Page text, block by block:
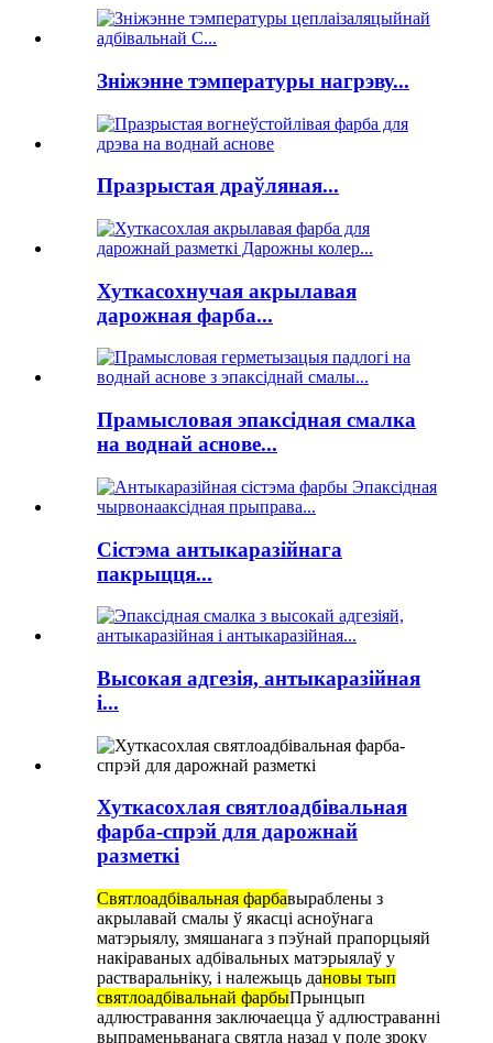
Зніжэнне тэмпературы нагрэву...
Празрыстая драўляная...
Хуткасохнучая акрылавая
дарожная фарба...
Прамысловая эпаксідная смалка
на воднай аснове...
Сістэма антыкаразійнага
пакрыцця...
Высокая адгезія, антыкаразійная
і...
Хуткасохлая святлоадбівальная
фарба-спрэй для дарожнай
разметкі
Святлоадбівальная фарбавыраблены з
акрылавай смалы ў якасці асноўнага
матэрыялу, змяшанага з пэўнай прапорцыяй
накіраваных адбівальных матэрыялаў у
растваральніку, і належыць дановы тып
святлоадбівальнай фарбыПрынцып
адлюстравання заключаецца ў адлюстраванні
выпраменьванага святла назад у поле зроку